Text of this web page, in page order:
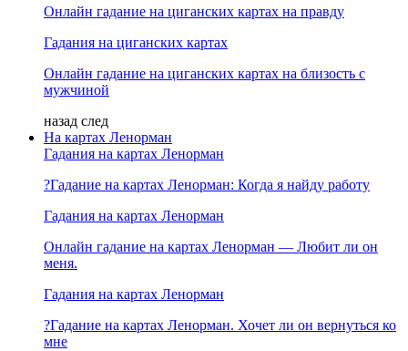
Онлайн гадание на циганских картах на правду
Гадания на циганских картах
Онлайн гадание на циганских картах на близость с
мужчиной
назад след
На картах Ленорман
Гадания на картах Ленорман
?Гадание на картах Ленорман: Когда я найду работу
Гадания на картах Ленорман
Онлайн гадание на картах Ленорман — Любит ли он
меня.
Гадания на картах Ленорман
?Гадание на картах Ленорман. Хочет ли он вернуться ко
мне